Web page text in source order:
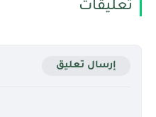
تعليقات
إرسال تعليق